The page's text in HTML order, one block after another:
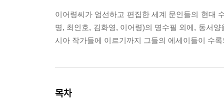
이어령씨가 엄선하고 편집한 세계 문인들의 현대
명, 최인호, 김화영, 이어령)의 명수필 외에, 동서
시아 작가들에 이르기까지 그들의 에세이들이 수
목차